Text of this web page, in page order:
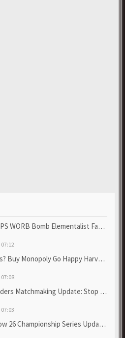
Bomb Elementalist Fast - Grab POE Curren...
Go Happy Harvest with Looney Tun...
Update: Stop Failed - Grab Bluep...
Series Update! Get Cheap & ...